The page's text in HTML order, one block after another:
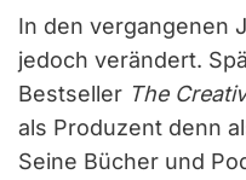
In den vergangenen
jedoch verändert.
Bestseller The
als Produzent denn
Seine Bücher und